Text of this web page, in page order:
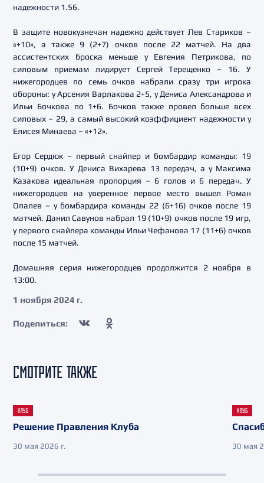
надежности 1.56.
В защите новокузнечан надежно действует Лев Стариков –
«+10», а также 9 (2+7) очков после 22 матчей. На два
ассистентских броска меньше у Евгения Петрикова, по
силовым приемам лидирует Сергей Терещенко – 16. У
нижегородцев по семь очков набрали сразу три игрока
обороны: у Арсения Варлакова 2+5, у Дениса Александрова и
Ильи Бочкова по 1+6. Бочков также провел больше всех
силовых – 29, а самый высокий коэффициент надежности у
Елисея Минаева – «+12».
Егор Сердюк – первый снайпер и бомбардир команды: 19
(10+9) очков. У Дениса Вихарева 13 передач, а у Максима
Казакова идеальная пропорция – 6 голов и 6 передач. У
нижегородцев на уверенное первое место вышел Роман
Опалев – у бомбардира команды 22 (6+16) очков после 19
матчей. Данил Савунов набрал 19 (10+9) очков после 19 игр,
у первого снайпера команды Ильи Чефанова 17 (11+6) очков
после 15 матчей.
Домашняя серия нижегородцев продолжится 2 ноября в
13:00.
1 ноября 2024 г.
Поделиться:
СМОТРИТЕ ТАКЖЕ
КЛУБ
Решение Правления Клуба
30 мая 2026 г.
КЛУБ
30 мая